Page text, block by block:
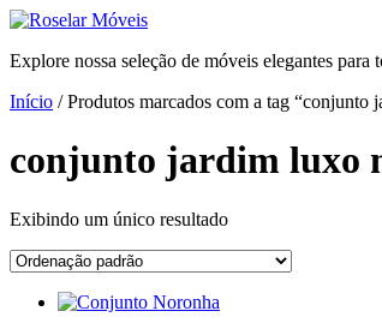
Ir
o
Explore nossa seleção de móveis elegantes para
Início / Produtos marcados com a tag “conjunto
conjunto jardim luxo
Exibindo um único resultado